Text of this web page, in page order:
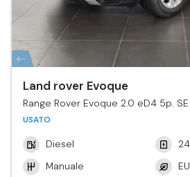
Land rover Evoque
Range Rover Evoque 2.0 eD4 5p.
USATO
Diesel
Manuale